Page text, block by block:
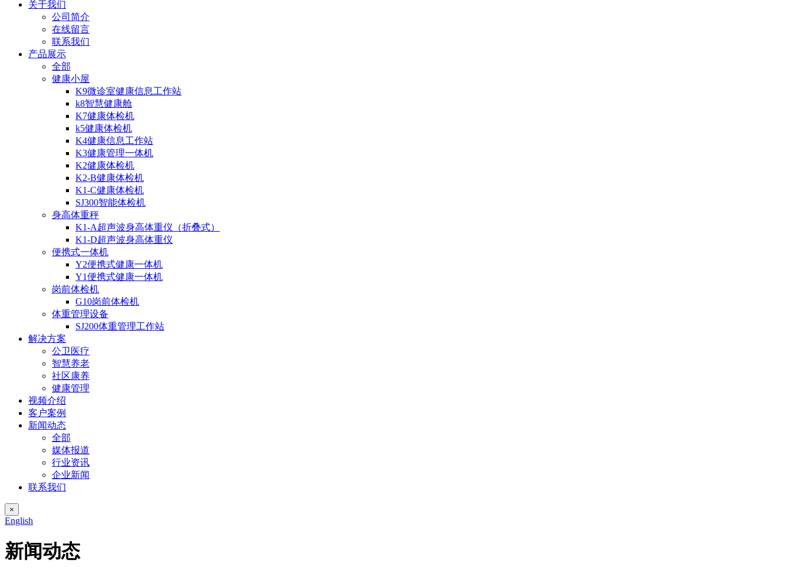
关于我们
公司简介
在线留言
联系我们
产品展示
全部
健康小屋
K9微诊室健康信息工作站
k8智慧健康舱
K7健康体检机
k5健康体检机
K4健康信息工作站
K3健康管理一体机
K2健康体检机
K2-B健康体检机
K1-C健康体检机
SJ300智能体检机
身高体重秤
K1-A超声波身高体重仪（折叠式）
K1-D超声波身高体重仪
便携式一体机
Y2便携式健康一体机
Y1便携式健康一体机
岗前体检机
G10岗前体检机
体重管理设备
SJ200体重管理工作站
解决方案
公卫医疗
智慧养老
社区康养
健康管理
视频介绍
客户案例
新闻动态
全部
媒体报道
行业资讯
企业新闻
联系我们
×
English
新闻动态